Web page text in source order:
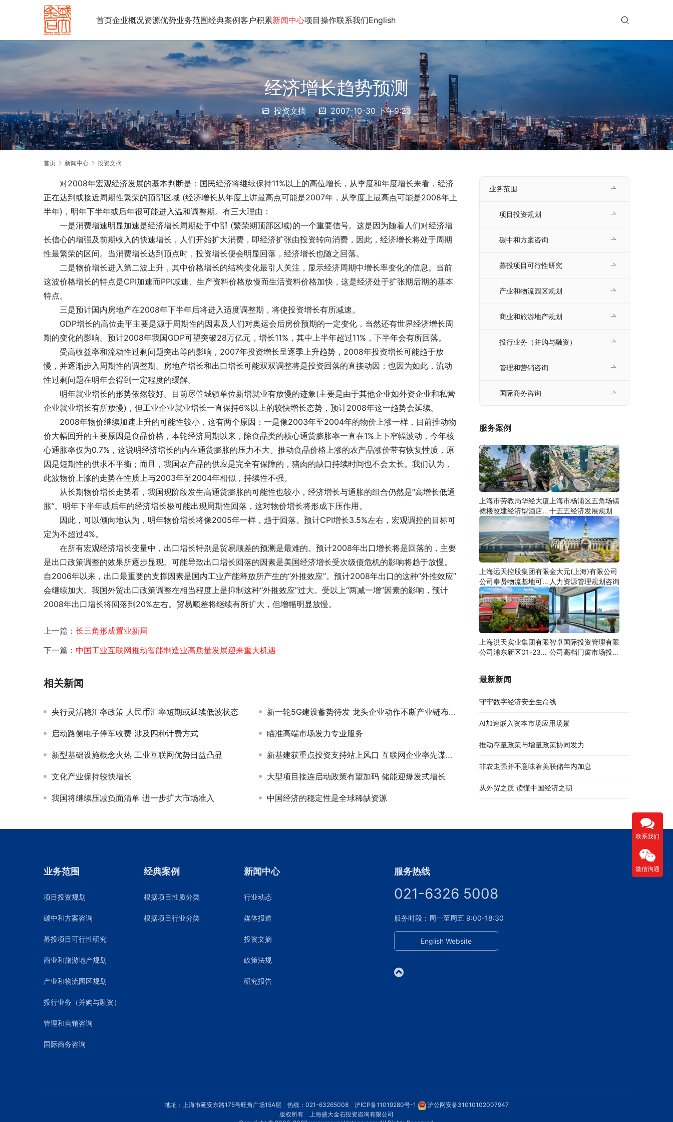
首页企业概况资源优势业务范围经典案例客户积累新闻中心项目操作联系我们English
经济增长趋势预测
投资文摘 2007-10-30 下午9:23
首页 新闻中心 投资文摘
对2008年宏观经济发展的基本判断是：国民经济将继续保持11%以上的高位增长，从季度和年度增长来看，经济
正在达到或接近周期性繁荣的顶部区域 (经济增长从年度上讲最高点可能是2007年，从季度上最高点可能是2008年上
半年)，明年下半年或后年很可能进入温和调整期。有三大理由：
一是消费增速明显加速是经济增长周期处于中部 (繁荣期顶部区域)的一个重要信号。这是因为随着人们对经济增
长信心的增强及前期收入的快速增长，人们开始扩大消费，即经济扩张由投资转向消费，因此，经济增长将处于周期
性最繁荣的区间。当消费增长达到顶点时，投资增长便会明显回落，经济增长也随之回落。
二是物价增长进入第二波上升，其中价格增长的结构变化最引人关注，显示经济周期中增长率变化的信息。当前
这波价格增长的特点是CPI加速而PPI减速、生产资料价格放慢而生活资料价格加快，这是经济处于扩张期后期的基本
特点。
三是预计国内房地产在2008年下半年后将进入适度调整期，将使投资增长有所减速。
GDP增长的高位走平主要是源于周期性的因素及人们对奥运会后房价预期的一定变化，当然还有世界经济增长周
期的变化的影响。预计2008年我国GDP可望突破28万亿元，增长11%，其中上半年超过11%，下半年会有所回落。
受高收益率和流动性过剩问题突出等的影响，2007年投资增长呈逐季上升趋势，2008年投资增长可能趋于放
慢，并逐渐步入周期性的调整期。房地产增长和出口增长可能双双调整将是投资回落的直接动因；也因为如此，流动
性过剩问题在明年会得到一定程度的缓解。
明年就业增长的形势依然较好。目前尽管城镇单位新增就业有放慢的迹象(主要是由于其他企业如外资企业和私营
企业就业增长有所放慢)，但工业企业就业增长一直保持6%以上的较快增长态势，预计2008年这一趋势会延续。
2008年物价继续加速上升的可能性较小，这有两个原因：一是像2003年至2004年的物价上涨一样，目前推动物
价大幅回升的主要原因是食品价格，本轮经济周期以来，除食品类的核心通货膨胀率一直在1%上下窄幅波动，今年核
心通胀率仅为0.7%，这说明经济增长的内在通货膨胀的压力不大。推动食品价格上涨的农产品涨价带有恢复性质，原
因是短期性的供求不平衡；而且，我国农产品的供应是完全有保障的，猪肉的缺口持续时间也不会太长。我们认为，
此波物价上涨的走势在性质上与2003年至2004年相似，持续性不强。
从长期物价增长走势看，我国现阶段发生高通货膨胀的可能性也较小，经济增长与通胀的组合仍然是“高增长低通
胀”。明年下半年或后年的经济增长极可能出现周期性回落，这对物价增长将形成下压作用。
因此，可以倾向地认为，明年物价增长将像2005年一样，趋于回落。预计CPI增长3.5%左右，宏观调控的目标可
定为不超过4%。
在所有宏观经济增长变量中，出口增长特别是贸易顺差的预测是最难的。预计2008年出口增长将是回落的，主要
是出口政策调整的效果所逐步显现。可能导致出口增长回落的因素是美国经济增长受次级债危机的影响将趋于放慢。
自2006年以来，出口最重要的支撑因素是国内工业产能释放所产生的“外推效应”。预计2008年出口的这种“外推效应”
会继续加大。我国外贸出口政策调整在相当程度上是抑制这种“外推效应”过大。受以上“两减一增”因素的影响，预计
2008年出口增长将回落到20%左右。贸易顺差将继续有所扩大，但增幅明显放慢。
上一篇： 长三角形成置业新局
下一篇： 中国工业互联网推动智能制造业高质量发展迎来重大机遇
相关新闻
央行灵活稳汇率政策 人民币汇率短期或延续低波状态 新一轮5G建设蓄势待发 龙头企业动作不断产业链布局加深
启动路侧电子停车收费 涉及四种计费方式 瞄准高端市场发力专业服务
新型基础设施概念火热 工业互联网优势日益凸显 新基建获重点投资支持站上风口 互联网企业率先谋划布局
文化产业保持较快增长 大型项目接连启动政策有望加码 储能迎爆发式增长
我国将继续压减负面清单 进一步扩大市场准入 中国经济的稳定性是全球稀缺资源
业务范围
项目投资规划
碳中和方案咨询
募投项目可行性研究
产业和物流园区规划
商业和旅游地产规划
投行业务（并购与融资）
管理和营销咨询
国际商务咨询
服务案例
上海市劳教局华经大厦
裙楼改建经济型酒店可
研
上海市杨浦区五角场镇
十五五经济发展规划
上海远天控股集团有限
公司奉贤物流基地可行
性研究
金大元(上海)有限公司
人力资源管理规划咨询
上海洪天实业集团有限
公司浦东新区01-23地
智卓国际投资管理有限
公司高档门窗市场投资
最新新闻
守牢数字经济安全生命线
AI加速嵌入资本市场应用场景
推动存量政策与增量政策协同发力
非农走强并不意味着美联储年内加息
从外贸之质 读懂中国经济之韧
业务范围
项目投资规划
碳中和方案咨询
募投项目可行性研究
商业和旅游地产规划
产业和物流园区规划
投行业务（并购与融资）
管理和营销咨询
国际商务咨询
经典案例
根据项目性质分类
根据项目行业分类
新闻中心
行业动态
媒体报道
投资文摘
政策法规
研究报告
服务热线
021-6326 5008
服务时段：周一至周五 9:00-18:30
English Website
地址：上海市延安东路175号旺角广场15A层 热线：021-63265008 沪ICP备11019280号-1
沪公网安备31010102007947
版权所有 上海盛大金石投资咨询有限公司
联系我们
微信沟通